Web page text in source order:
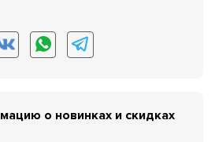
о новинках и скидках